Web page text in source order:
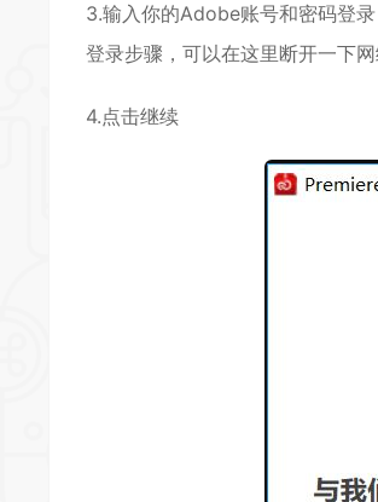
3.输入你的Adobe账号和密码登
登录步骤，可以在这里断开一下
4.点击继续